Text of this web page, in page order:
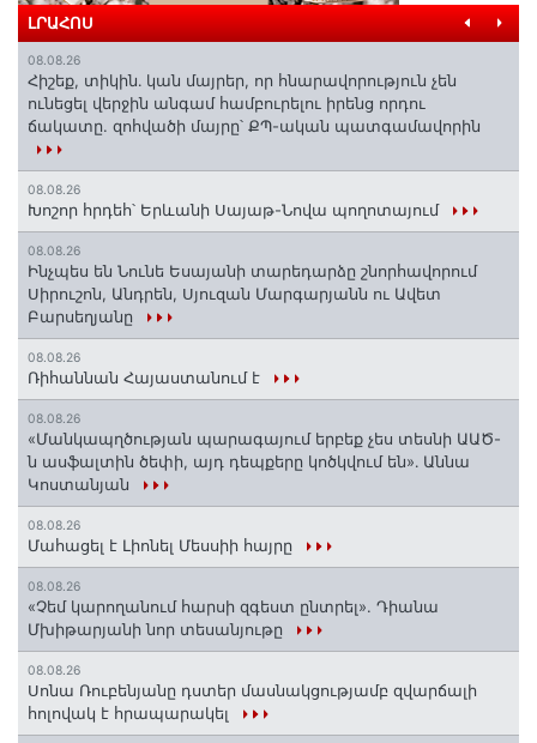
ԼՐԱՀՈՍ
08.08.26
Հիշեք, տիկին․ կան մայրեր, որ հնարավորություն չեն
ունեցել վերջին անգամ համբուրելու իրենց որդու
ճակատը. զոհվածի մայրը՝ ՔՊ-ական պատգամավորին
08.08.26
Խոշոր հրդեհ՝ Երևանի Սայաթ-Նովա պողոտայում
08.08.26
Ինչպես են Նունե Եսայանի տարեդարձը շնորհավորում
Սիրուշոն, Անդրեն, Սյուզան Մարգարյանն ու Ավետ
Բարսեղյանը
08.08.26
Ռիհաննան Հայաստանում է
08.08.26
«Մանկապղծության պարագայում երբեք չես տեսնի ԱԱԾ-
ն ասֆալտին ծեփի, այդ դեպքերը կոծկվում են»․ Աննա
Կոստանյան
08.08.26
Մահացել է Լիոնել Մեսսիի հայրը
08.08.26
«Չեմ կարողանում հարսի զգեստ ընտրել». Դիանա
Մխիթարյանի նոր տեսանյութը
08.08.26
Սոնա Ռուբենյանը դստեր մասնակցությամբ զվարճալի
հոլովակ է հրապարակել